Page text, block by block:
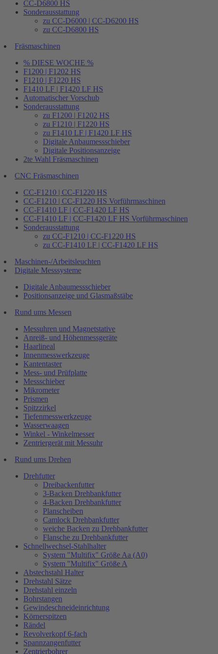
CC-D6800 HS
Sonderausstattung
zu CC-D6000 | CC-D6200 HS
zu CC-D6800 HS
Fräsmaschinen
% DIESE WOCHE %
F1200 | F1202 HS
F1210 | F1220 HS
F1410 LF | F1420 LF HS
Automatischer Vorschub
Sonderausstattung
zu F1200 | F1202 HS
zu F1210 | F1220 HS
zu F1410 LF | F1420 LF HS
Digitale Anbaumessschieber
Digitale Positionsanzeige
2te Wahl Fräsmaschinen
CNC Fräsmaschinen
CC-F1210 | CC-F1220 HS
CC-F1210 | CC-F1220 HS Vorführmaschinen
CC-F1410 LF | CC-F1420 LF HS
CC-F1410 LF | CC-F1420 LF HS Vorführmaschinen
Sonderausstattung
zu CC-F1210 | CC-F1220 HS
zu CC-F1410 LF | CC-F1420 LF HS
Maschinen-/Arbeitsleuchten
Digitale Messsysteme
Digitale Anbaumessschieber
Positionsanzeige und Glasmaßstäbe
Rund ums Messen
Messuhren und Magnetstative
Anreiß- und Höhenmessgeräte
Haarlineal
Innenmesswerkzeuge
Kantentaster
Mess- und Prüfplatte
Messschieber
Mikrometer
Prismen
Spitzzirkel
Tiefenmesswerkzeuge
Wasserwaagen
Winkel - Winkelmesser
Zentriergerät mit Messuhr
Rund ums Drehen
Drehfutter
Dreibackenfutter
3-Backen Drehbankfutter
4-Backen Drehbankfutter
Planscheiben
Camlock Drehbankfutter
weiche Backen zu Drehbankfutter
Flansche zu Drehbankfutter
Schnellwechsel-Stahlhalter
System "Multifix" Größe Aa (A0)
System "Multifix" Größe A
Abstechstahl Halter
Drehstahl Sätze
Drehstahl einzeln
Bohrstangen
Gewindeschneideinrichtung
Körnerspitzen
Rändel
Revolverkopf 6-fach
Spannzangenfutter
Zentrierbohrer